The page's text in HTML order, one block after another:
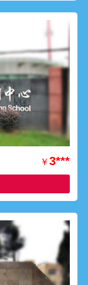
￥3***